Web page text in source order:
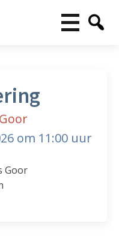
om 11:00 uur
Goor